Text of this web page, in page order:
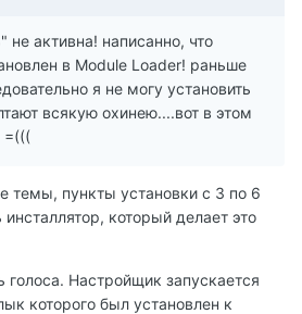
не активна! написанно, что
в Module Loader! раньше
я не могу установить
всякую охинею....вот в этом
=(((
темы, пункты установки с 3 по 6
который делает это
Настройщик запускается
которого был установлен к